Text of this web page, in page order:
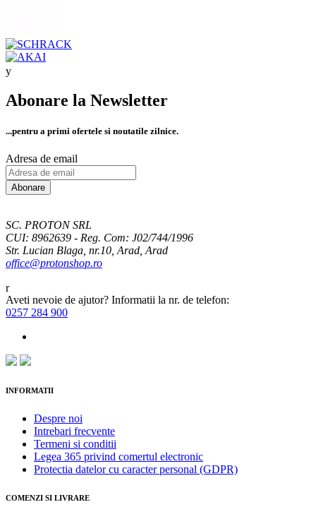
Abonare la Newsletter
...pentru a primi ofertele si noutatile zilnice.
Adresa de email
Abonare
SC. PROTON SRL
CUI: 8962639 - Reg. Com: J02/744/1996
Str. Lucian Blaga, nr.10, Arad, Arad
office@protonshop.ro
Aveti nevoie de ajutor? Informatii la nr. de telefon:
0257 284 900
INFORMATII
Despre noi
Intrebari frecvente
Termeni si conditii
Legea 365 privind comertul electronic
Protectia datelor cu caracter personal (GDPR)
COMENZI SI LIVRARE